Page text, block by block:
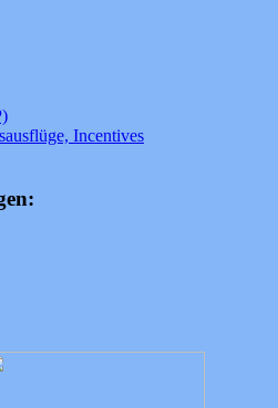
Incentives